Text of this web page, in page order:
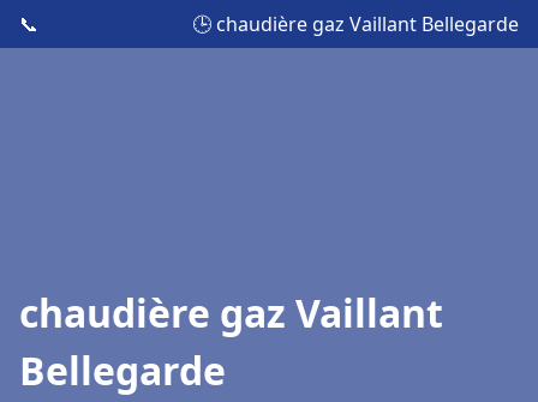
📞 🕒 chaudière gaz Vaillant Bellegarde
chaudière gaz Vaillant
Bellegarde